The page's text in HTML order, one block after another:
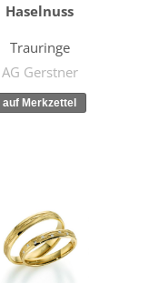
Haselnuss
Trauringe
AG Gerstner